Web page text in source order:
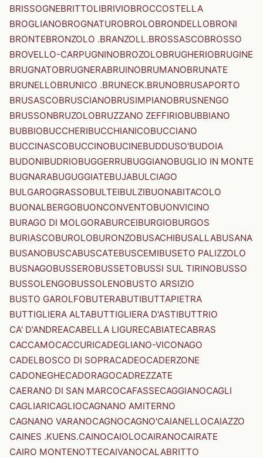
BRISSOGNEBRITTOLIBRIVIOBROCCOSTELLA
BROGLIANOBROGNATUROBROLOBRONDELLOBRONI
BRONTEBRONZOLO .BRANZOLL.BROSSASCOBROSSO
BROVELLO-CARPUGNINOBROZOLOBRUGHERIOBRUGINE
BRUGNATOBRUGNERABRUINOBRUMANOBRUNATE
BRUNELLOBRUNICO .BRUNECK.BRUNOBRUSAPORTO
BRUSASCOBRUSCIANOBRUSIMPIANOBRUSNENGO
BRUSSONBRUZOLOBRUZZANO ZEFFIRIOBUBBIANO
BUBBIOBUCCHERIBUCCHIANICOBUCCIANO
BUCCINASCOBUCCINOBUCINEBUDDUSO'BUDOIA
BUDONIBUDRIOBUGGERRUBUGGIANOBUGLIO IN MONTE
BUGNARABUGUGGIATEBUJABULCIAGO
BULGAROGRASSOBULTEIBULZIBUONABITACOLO
BUONALBERGOBUONCONVENTOBUONVICINO
BURAGO DI MOLGORABURCEIBURGIOBURGOS
BURIASCOBUROLOBURONZOBUSACHIBUSALLABUSANA
BUSANOBUSCABUSCATEBUSCEMIBUSETO PALIZZOLO
BUSNAGOBUSSEROBUSSETOBUSSI SUL TIRINOBUSSO
BUSSOLENGOBUSSOLENOBUSTO ARSIZIO
BUSTO GAROLFOBUTERABUTIBUTTAPIETRA
BUTTIGLIERA ALTABUTTIGLIERA D'ASTIBUTTRIO
CA' D'ANDREACABELLA LIGURECABIATECABRAS
CACCAMOCACCURICADEGLIANO-VICONAGO
CADELBOSCO DI SOPRACADEOCADERZONE
CADONEGHECADORAGOCADREZZATE
CAERANO DI SAN MARCOCAFASSECAGGIANOCAGLI
CAGLIARICAGLIOCAGNANO AMITERNO
CAGNANO VARANOCAGNOCAGNO'CAIANELLOCAIAZZO
CAINES .KUENS.CAINOCAIOLOCAIRANOCAIRATE
CAIRO MONTENOTTECAIVANOCALABRITTO